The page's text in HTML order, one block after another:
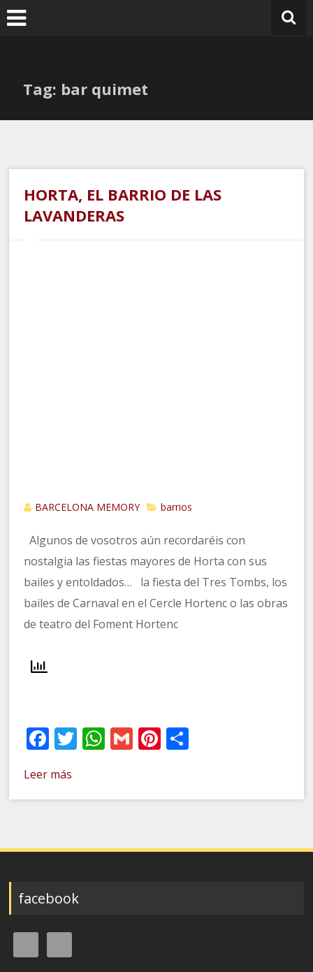
Ir
al
Tag: bar quimet
HORTA, EL BARRIO DE LAS
LAVANDERAS
BARCELONA MEMORY barrios
Algunos de vosotros aún recordaréis con
nostalgia las fiestas mayores de Horta con sus
bailes y entoldados… la fiesta del Tres Tombs, los
bailes de Carnaval en el Cercle Hortenc o las obras
de teatro del Foment Hortenc
Facebook
Twitter
WhatsApp
GmailPinterest
Leer más
facebook